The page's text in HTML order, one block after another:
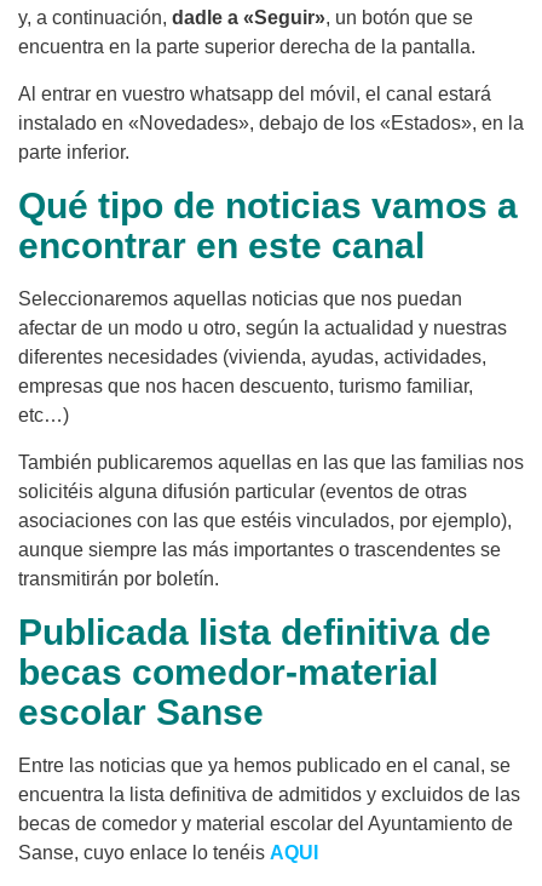
y, a continuación, dadle a «Seguir», un botón que se
encuentra en la parte superior derecha de la pantalla.
Al entrar en vuestro whatsapp del móvil, el canal estará
instalado en «Novedades», debajo de los «Estados», en la
parte inferior.
Qué tipo de noticias vamos a
encontrar en este canal
Seleccionaremos aquellas noticias que nos puedan
afectar de un modo u otro, según la actualidad y nuestras
diferentes necesidades (vivienda, ayudas, actividades,
empresas que nos hacen descuento, turismo familiar,
etc…)
También publicaremos aquellas en las que las familias nos
solicitéis alguna difusión particular (eventos de otras
asociaciones con las que estéis vinculados, por ejemplo),
aunque siempre las más importantes o trascendentes se
transmitirán por boletín.
Publicada lista definitiva de
becas comedor-material
escolar Sanse
Entre las noticias que ya hemos publicado en el canal, se
encuentra la lista definitiva de admitidos y excluidos de las
becas de comedor y material escolar del Ayuntamiento de
Sanse, cuyo enlace lo tenéis AQUI